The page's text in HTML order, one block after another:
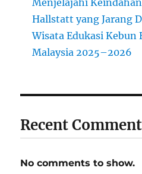
Hallstatt yang Jarang
Wisata Edukasi Kebun
Malaysia 2025–2026
Recent
No comments to show.